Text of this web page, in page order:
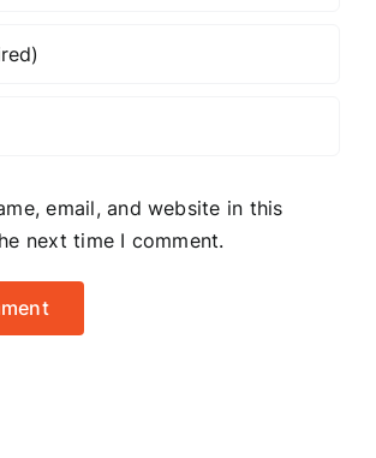
email, and website in this
next time I comment.